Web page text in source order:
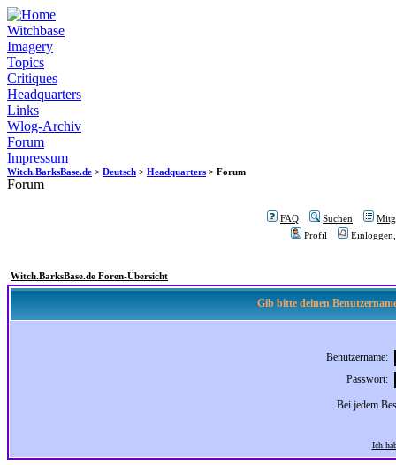
Witchbase
Imagery
Topics
Critiques
Headquarters
Links
Wlog-Archiv
Forum
Impressum
Witch.BarksBase.de > Deutsch > Headquarters > Forum
Forum
FAQ Suchen
Profil
Witch.BarksBase.de Foren-Übersicht
Gib bitte deinen
Benutzername:
Passwort:
Bei jedem
Ich